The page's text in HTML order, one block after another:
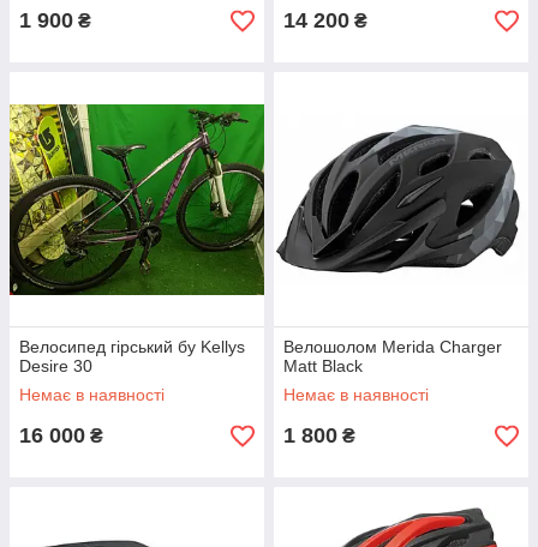
1 900 ₴ 14 200 ₴
Велосипед гірський бу Kellys
Desire 30
Немає в наявності
16 000 ₴
Велошолом Merida Charger
Matt Black
Немає в наявності
1 800 ₴